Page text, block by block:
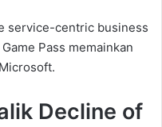
service-centric business
Pass memainkan
Decline of